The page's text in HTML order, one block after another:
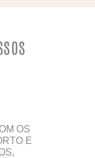
OS
E